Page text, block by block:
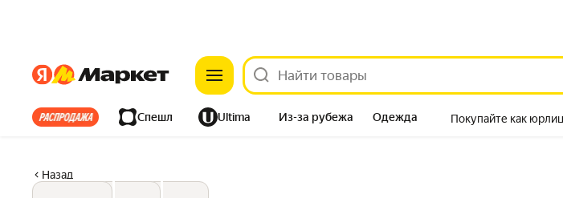
ЯндексЯндекс
Все хиты Спешл Ultima Из-за рубежа Одежда Покупайте как
Назад